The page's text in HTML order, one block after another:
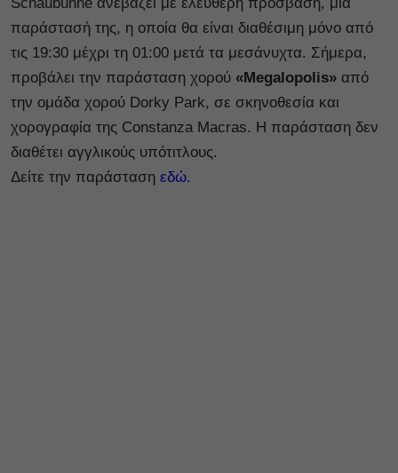
Schaubühne ανεβάζει με ελεύθερη πρόσβαση, μια
παράστασή της, η οποία θα είναι διαθέσιμη μόνο από
τις 19:30 μέχρι τη 01:00 μετά τα μεσάνυχτα. Σήμερα,
προβάλει την παράσταση χορού «Megalopolis» από
την ομάδα χορού Dorky Park, σε σκηνοθεσία και
χορογραφία της Constanza Macras. Η παράσταση δεν
διαθέτει αγγλικούς υπότιτλους.
Δείτε την παράσταση εδώ.